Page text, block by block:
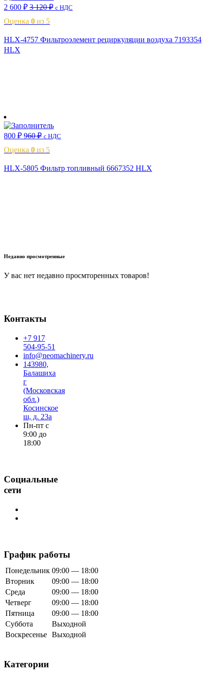
2 600 ₽ 3 120₽ с НДС
Оценка 0 из 5
HLX-4757 Фильтроэлемент рециркуляции воздуха 7193354
HLX
800 ₽ 960₽ с НДС
Оценка 0 из 5
HLX-5805 Фильтр топливный 6667352 HLX
Недавно просмотренные
У вас нет недавно просмторенных товаров!
Контакты
+7 917
504-95-51
info@neomachinery.ru
143980,
Балашиха
г
(Московская
обл.)
Косинское
ш, д. 23а
Пн-пт с
9:00 до
18:00
Социальные
сети
График работы
Понедельник 09:00 — 18:00
Вторник
09:00 — 18:00
Среда
09:00 — 18:00
Четверг
09:00 — 18:00
Пятница
09:00 — 18:00
Суббота
Выходной
Воскресенье Выходной
Категории